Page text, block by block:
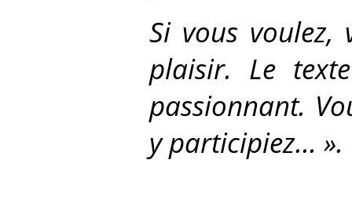
Si vous
plaisir. Le
passionnant.
y participiez... ».